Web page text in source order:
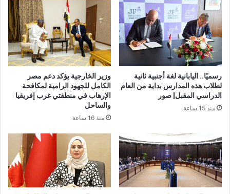
رسميًا.. اليابانية لغة أجنبية ثانية
لطلاب هذه المدارس بداية من العام
الدراسي المقبل| صور
منذ 15 ساعة
وزير الخارجية يؤكد دعم مصر
الكامل للجهود الرامية لمكافحة
الإرهاب في منطقتي غرب إفريقيا
والساحل
منذ 16 ساعة